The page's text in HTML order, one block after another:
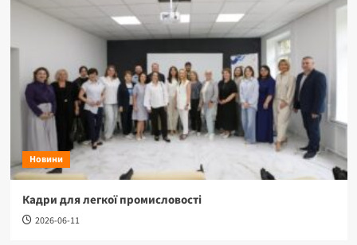
Новини
Кадри для легкої промисловості
2026-06-11